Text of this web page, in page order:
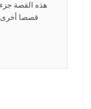
هذه القصة
قصصا أخرى